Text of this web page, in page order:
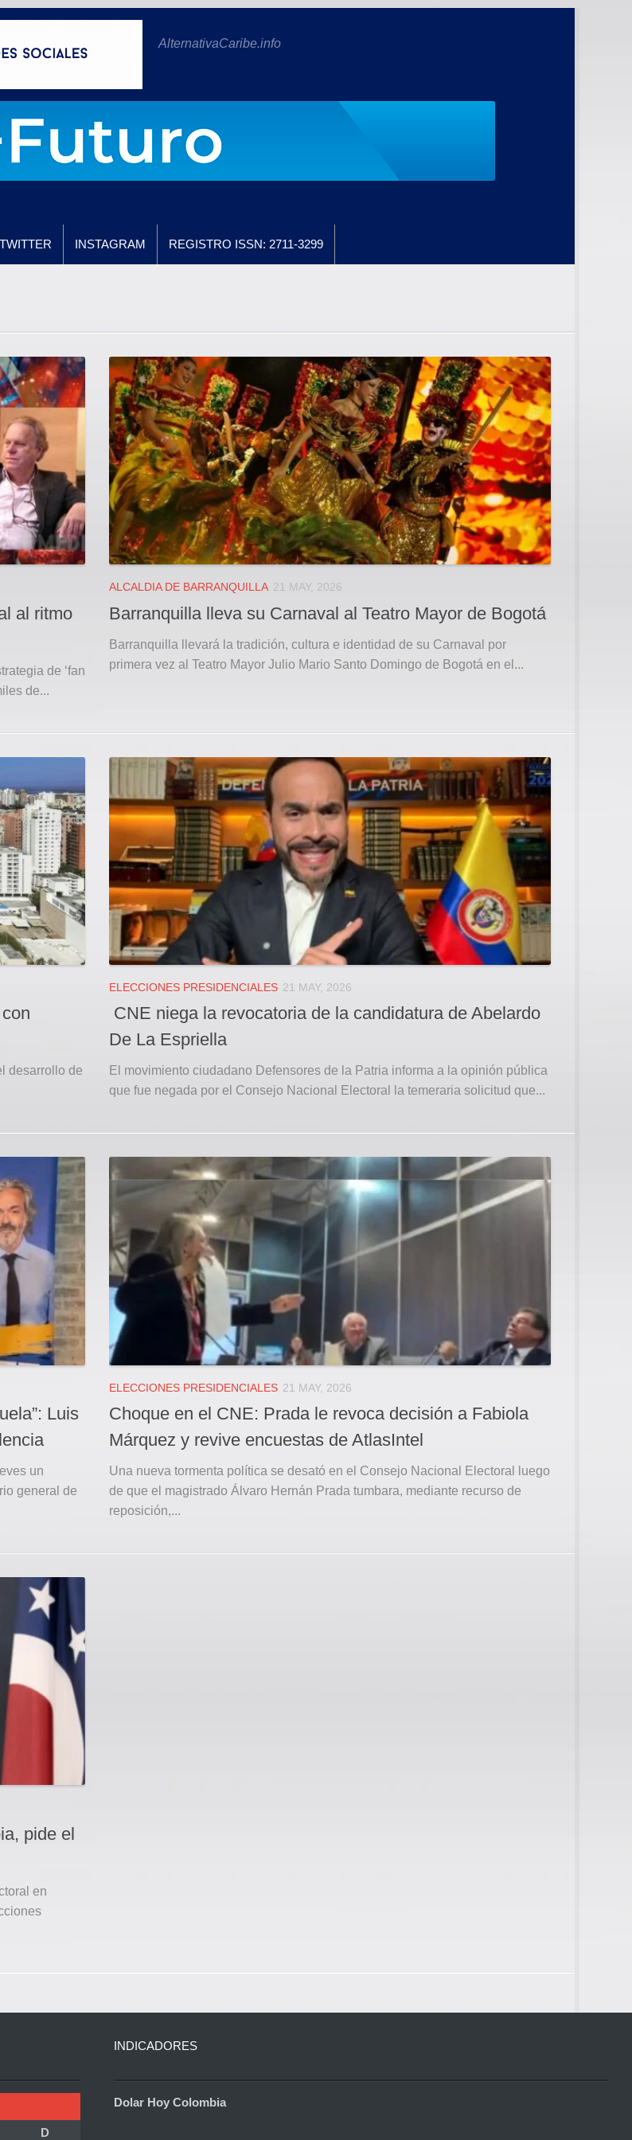
AlternativaCaribe.info
TWITTER INSTAGRAM REGISTRO ISSN: 2711-3299
al ritmo
de ‘fan
de...
ALCALDIA DE BARRANQUILLA 21 MAY, 2026
Barranquilla lleva su Carnaval al Teatro Mayor de Bogotá
Barranquilla llevará la tradición, cultura e identidad de su Carnaval por
primera vez al Teatro Mayor Julio Mario Santo Domingo de Bogotá en el...
desarrollo de
ELECCIONES PRESIDENCIALES 21 MAY, 2026
CNE niega la revocatoria de la candidatura de Abelardo
De La Espriella
El movimiento ciudadano Defensores de la Patria informa a la opinión pública
que fue negada por el Consejo Nacional Electoral la temeraria solicitud que...
Luis
un
general de
ELECCIONES PRESIDENCIALES 21 MAY, 2026
Choque en el CNE: Prada le revoca decisión a Fabiola
Márquez y revive encuestas de AtlasIntel
Una nueva tormenta política se desató en el Consejo Nacional Electoral luego
de que el magistrado Álvaro Hernán Prada tumbara, mediante recurso de
reposición,...
pide el
en
D
INDICADORES
Dolar Hoy Colombia